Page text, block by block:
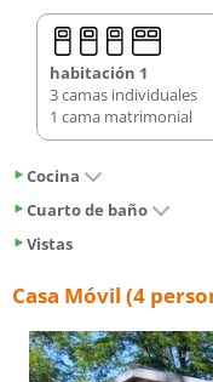
habitación 1
3 camas individuales
1 cama matrimonial
Cocina
Cuarto de baño
Vistas
Casa Móvil (4